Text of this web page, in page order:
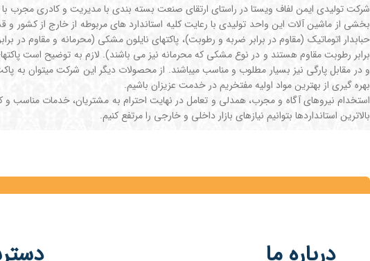
شرکت تولیدی ایمن لفاف ویستا در راستای ارتقای صنعت بسته بندی با مدیریت و کادری مجرب با بیش از 24 سال سابقه در این زمینه در اسفندماه 1399
بخشی از ماشین آلات این واحد تولیدی با رعایت کلیه استاندارد های مربوطه از خارج از کشور
حبابدار اتوماتیک (مقاوم در برابر ضربه و رطوبت)، پاکتهای نایلون مشکی (محرمانه و مقاوم
برابر رطوبت مقاوم هستند و در نوع مشکی که محرمانه نیز می باشند). لازم به توضیح است
و در مقابل پارگی نیز بسیار مطلوب و مناسب میباشند. از محصولات دیگر این شرکت میتوان به
بهره گیری از بهترین مواد اولیه مفتخریم در خدمت عزیزان باشیم.
استخدام نیروهای آگاه و مجرب، همدلی و تعامل در نهایت احترام به مشتریان، خدمات مناسب
بالاترین استانداردها بتوانیم نیازهای بازار داخلی و خارجی را مرتفع کنیم.